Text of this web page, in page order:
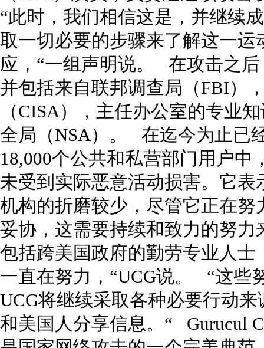
“此时，我们相信这是，并继续
取一切必要的步骤来了解这一
应，“一组声明说。 在攻击之
并包括来自联邦调查局（FBI）
（CISA），主任办公室的专业
全局（NSA）。 在迄今为止已
18,000个公共和私营部门用户
未受到实际恶意活动损害。它
机构的折磨较少，尽管它正在
妥协，这需要持续和致力的努
包括跨美国政府的勤劳专业人
一直在努力，“UCG说。 “这些
UCG将继续采取各种必要行动
和美国人分享信息。“ Gurucul